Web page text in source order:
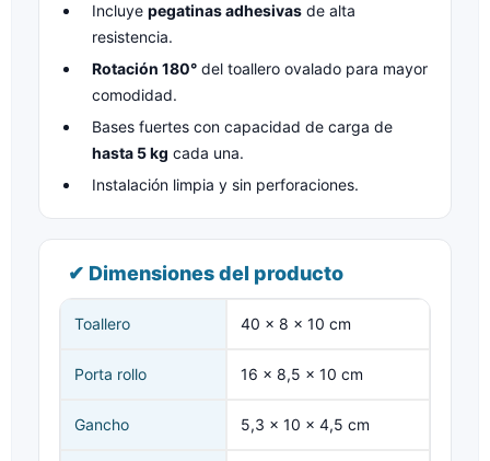
Incluye pegatinas adhesivas de alta
resistencia.
Rotación 180° del toallero ovalado para mayor
comodidad.
Bases fuertes con capacidad de carga de
hasta 5 kg cada una.
Instalación limpia y sin perforaciones.
✔ Dimensiones del producto
Toallero 40 × 8 × 10 cm
Porta rollo 16 × 8,5 × 10 cm
Gancho 5,3 × 10 × 4,5 cm